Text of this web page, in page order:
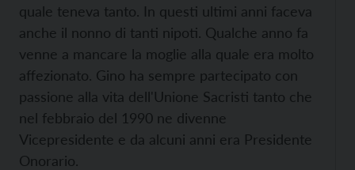
quale teneva tanto. In questi ultimi anni faceva
anche il nonno di tanti nipoti. Qualche anno fa
venne a mancare la moglie alla quale era molto
affezionato. Gino ha sempre partecipato con
passione alla vita dell'Unione Sacristi tanto che
nel febbraio del 1990 ne divenne
Vicepresidente e da alcuni anni era Presidente
Onorario.